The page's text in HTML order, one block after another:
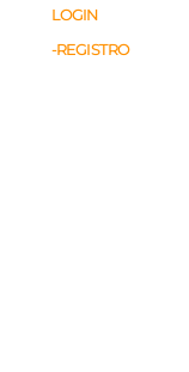
LOGIN
-REGISTRO